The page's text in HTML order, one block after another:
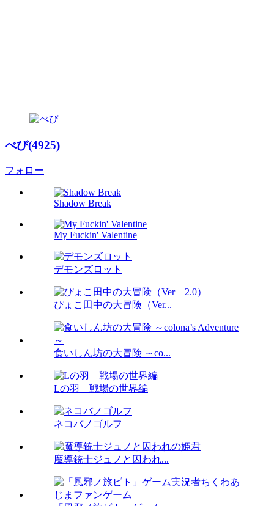
べび(4925)
フォロー
Shadow Break
My Fuckin' Valentine
デモンズロット
ぴょこ田中の大冒険（Ver...
食いしん坊の大冒険 ～co...
Lの羽 戦場の世界編
ネコバノゴルフ
魔導銃士ジュノと囚われ...